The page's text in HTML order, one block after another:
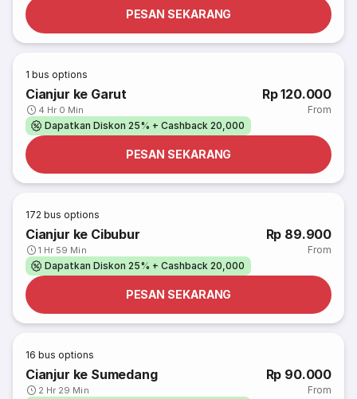
PESAN SEKARANG
1 bus options
Cianjur ke Garut
4 Hr 0 Min
Rp 120.000
From
Dapatkan Diskon 25% + Cashback 20,000
PESAN SEKARANG
172 bus options
Cianjur ke Cibubur
1 Hr 59 Min
Rp 89.900
From
Dapatkan Diskon 25% + Cashback 20,000
PESAN SEKARANG
16 bus options
Cianjur ke Sumedang
2 Hr 29 Min
Rp 90.000
From